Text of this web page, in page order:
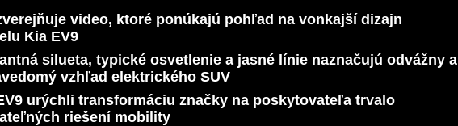
video, ktoré ponúkajú pohľad na vonkajší dizajn
Kia EV9
silueta, typické osvetlenie a jasné línie naznačujú odvážny a
vzhľad elektrického SUV
urýchli transformáciu značky na poskytovateľa trvalo
riešení mobility